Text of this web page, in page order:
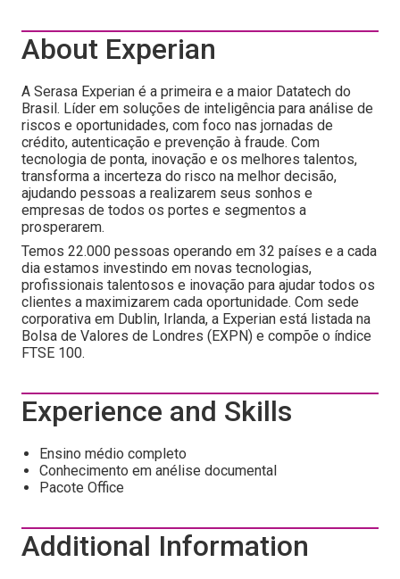
About Experian
A Serasa Experian é a primeira e a maior Datatech do
Brasil. Líder em soluções de inteligência para análise de
riscos e oportunidades, com foco nas jornadas de
crédito, autenticação e prevenção à fraude. Com
tecnologia de ponta, inovação e os melhores talentos,
transforma a incerteza do risco na melhor decisão,
ajudando pessoas a realizarem seus sonhos e
empresas de todos os portes e segmentos a
prosperarem.
Temos 22.000 pessoas operando em 32 países e a cada
dia estamos investindo em novas tecnologias,
profissionais talentosos e inovação para ajudar todos os
clientes a maximizarem cada oportunidade. Com sede
corporativa em Dublin, Irlanda, a Experian está listada na
Bolsa de Valores de Londres (EXPN) e compõe o índice
FTSE 100.
Experience and Skills
Ensino médio completo
Conhecimento em anélise documental
Pacote Office
Additional Information